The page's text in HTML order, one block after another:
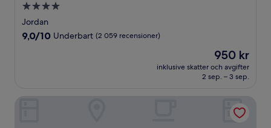
4.0-
stjärnigt
boende
Jordan
9.0
9,0/10 Underbart (2 059 recensioner)
Priset
är
950 kr
950 kr
inklusive skatter och avgifter
2 sep. – 3 sep.